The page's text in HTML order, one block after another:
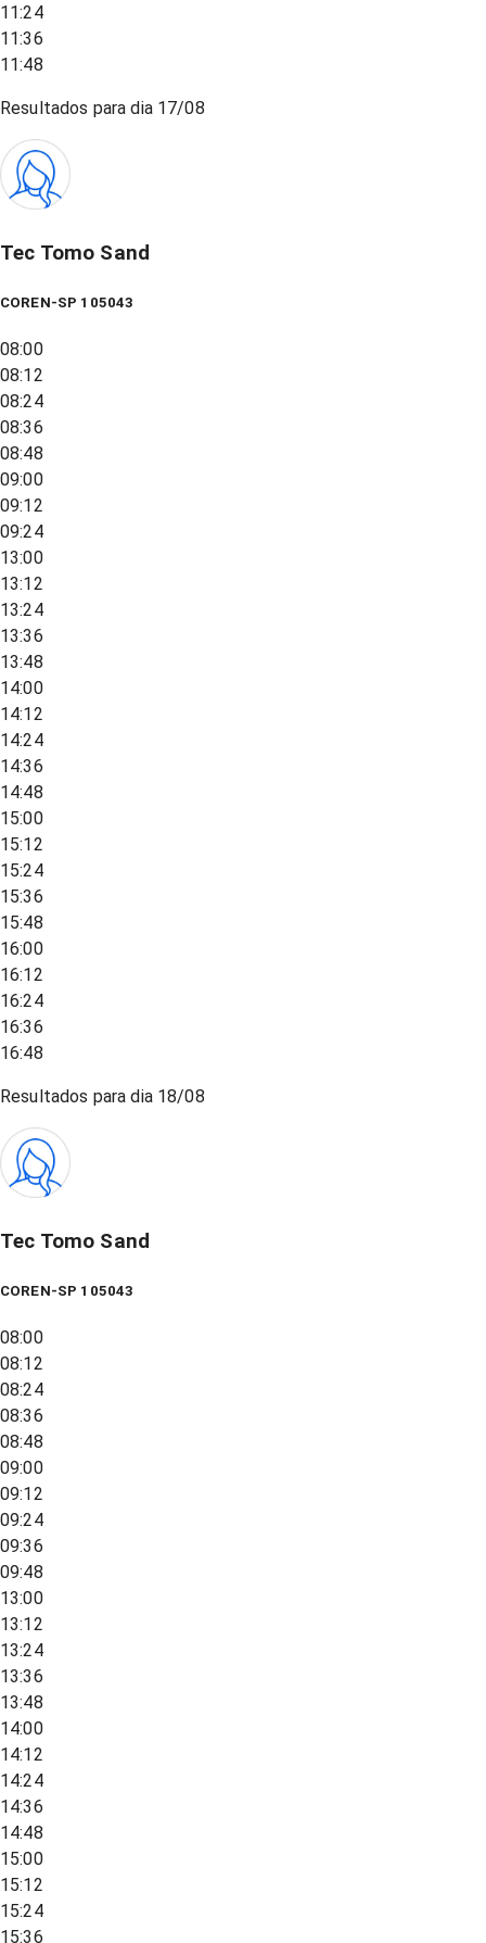
11:24
11:36
11:48
Resultados para dia 17/08
Tec Tomo Sand
COREN-SP 105043
08:00
08:12
08:24
08:36
08:48
09:00
09:12
09:24
13:00
13:12
13:24
13:36
13:48
14:00
14:12
14:24
14:36
14:48
15:00
15:12
15:24
15:36
15:48
16:00
16:12
16:24
16:36
16:48
Resultados para dia 18/08
Tec Tomo Sand
COREN-SP 105043
08:00
08:12
08:24
08:36
08:48
09:00
09:12
09:24
09:36
09:48
13:00
13:12
13:24
13:36
13:48
14:00
14:12
14:24
14:36
14:48
15:00
15:12
15:24
15:36